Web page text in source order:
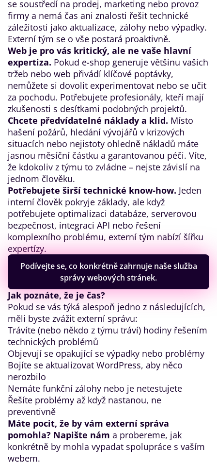
se soustředí na prodej, marketing nebo provoz
firmy a nemá čas ani znalosti řešit technické
záležitosti jako aktualizace, zálohy nebo výpadky.
Externí tým se o vše postará proaktivně.
Web je pro vás kritický, ale ne vaše hlavní
expertiza. Pokud e-shop generuje většinu vašich
tržeb nebo web přivádí klíčové poptávky,
nemůžete si dovolit experimentovat nebo se učit
za pochodu. Potřebujete profesionály, kteří mají
zkušenosti s desítkami podobných projektů.
Chcete předvídatelné náklady a klid. Místo
hašení požárů, hledání vývojářů v krizových
situacích nebo nejistoty ohledně nákladů máte
jasnou měsíční částku a garantovanou péči. Víte,
že kdokoliv z týmu to zvládne – nejste závislí na
jednom člověku.
Potřebujete širší technické know-how. Jeden
interní člověk pokryje základy, ale když
potřebujete optimalizaci databáze, serverovou
bezpečnost, integraci API nebo řešení
komplexního problému, externí tým nabízí šířku
expertízy.
Podívejte se, co konkrétně zahrnuje naše služba
správy webových stránek.
Jak poznáte, že je čas?
Pokud se vás týká alespoň jedno z následujících,
měli byste zvážit externí správu:
Trávíte (nebo někdo z týmu tráví) hodiny řešením
technických problémů
Objevují se opakující se výpadky nebo problémy
Bojíte se aktualizovat WordPress, aby něco
nerozbilo
Nemáte funkční zálohy nebo je netestujete
Řešíte problémy až když nastanou, ne
preventivně
Máte pocit, že by vám externí správa
pomohla? Napište nám a probereme, jak
konkrétně by mohla vypadat spolupráce s vaším
webem.